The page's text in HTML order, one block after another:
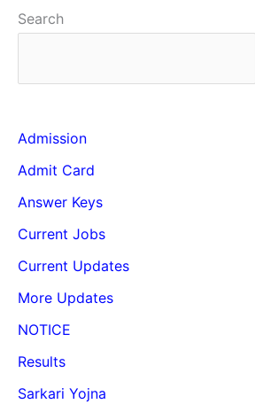
Search
Admission
Admit Card
Answer Keys
Current Jobs
Current Updates
More Updates
NOTICE
Results
Sarkari Yojna